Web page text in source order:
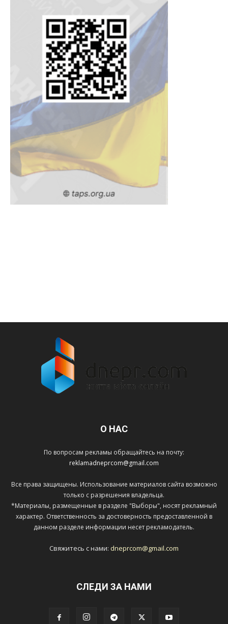
О НАС
По вопросам рекламы обращайтесь на почту:
reklamadneprcom@gmail.com
Все права защищены. Использование материалов сайта возможно
только с разрешения владельца.
*Материалы, размещенные в разделе "Выборы", носят рекламный
характер. Ответственность за достоверность предоставленной в
данном разделе информации несет рекламодатель.
Свяжитесь с нами: dneprcom@gmail.com
СЛЕДИ ЗА НАМИ